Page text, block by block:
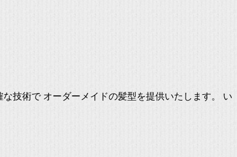
技術で オーダーメイドの髪型を提供いたします。 い